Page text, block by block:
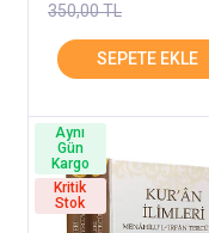
350,00 TL
Aynı
Gün
Kargo
Kritik
Stok